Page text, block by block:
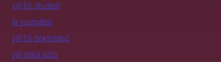
vill bli student
är journalist
vill bli doktorand
vill söka jobb